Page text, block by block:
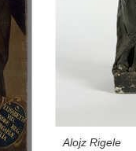
Alojz Rigele